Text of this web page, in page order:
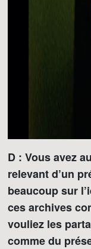
D : Vous avez
relevant d’un
beaucoup sur
ces archives
vouliez les
comme du